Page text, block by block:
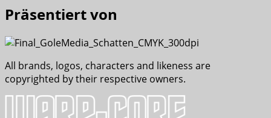
Präsentiert von
All brands, logos, characters and likeness are
copyrighted by their respective owners.